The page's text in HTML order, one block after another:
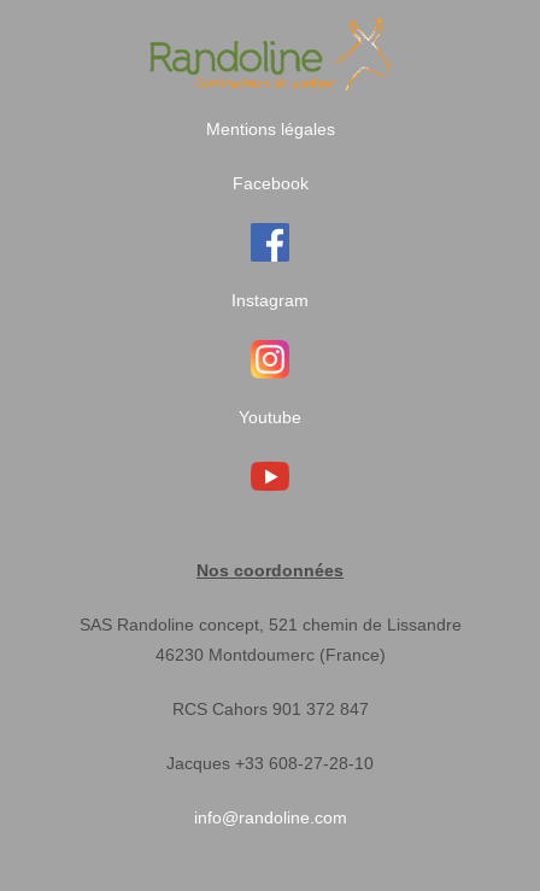
Mentions légales
Facebook
Instagram
Youtube
Nos coordonnées
SAS Randoline concept, 521 chemin de Lissandre
46230 Montdoumerc (France)
RCS Cahors 901 372 847
Jacques +33 608-27-28-10
info@randoline.com